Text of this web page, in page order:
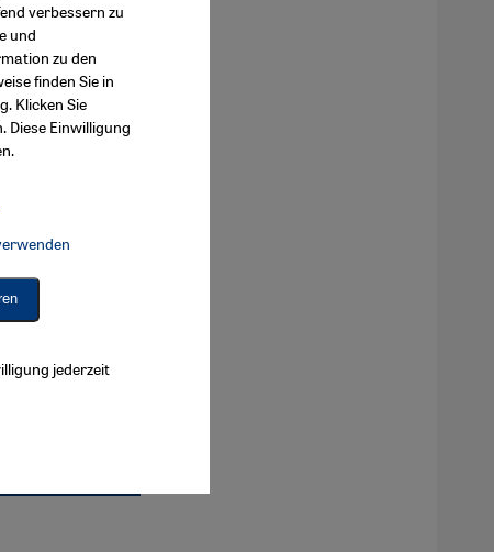
verbessern zu
und
zu den
finden Sie in
. Klicken Sie
Diese Einwilligung
Google Maps Embed, Google Tag Manager, Instagram Embed,
jederzeit